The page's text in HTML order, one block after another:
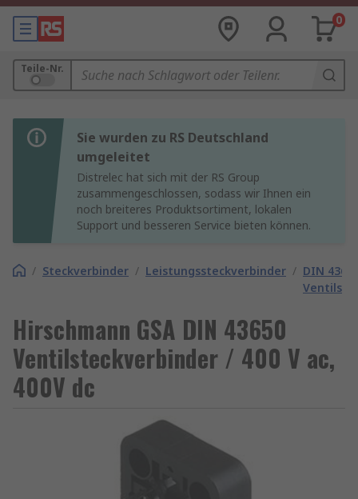
0
Teile-Nr.
Sie wurden zu RS Deutschland
umgeleitet
Distrelec hat sich mit der RS Group
zusammengeschlossen, sodass wir Ihnen ein
noch breiteres Produktsortiment, lokalen
Support und besseren Service bieten können.
/ Steckverbinder / Leistungssteckverbinder / DIN
Hirschmann GSA DIN 43650
Ventilsteckverbinder / 400 V ac,
400V dc